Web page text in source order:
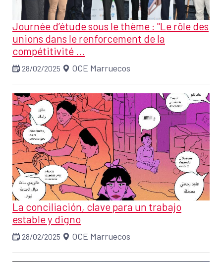
Journée d’étude sous le thème : "Le rôle des
unions dans le renforcement de la
compétitivité ...
28/02/2025 OCE Marruecos
La conciliación, clave para un trabajo
estable y digno
28/02/2025 OCE Marruecos